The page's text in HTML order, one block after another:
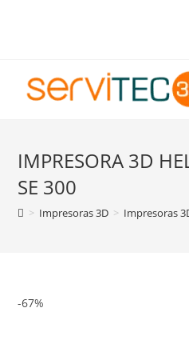
IMPRESORA 3D
SE 300
> Impresoras 3D > Impresoras
-67%